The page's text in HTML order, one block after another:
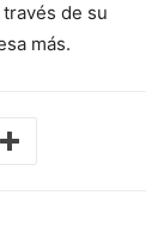
de su
más.